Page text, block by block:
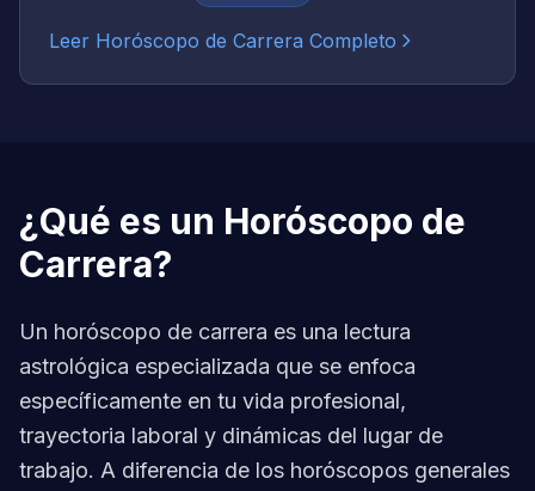
Leer Horóscopo de Carrera Completo
¿Qué es un Horóscopo de
Carrera?
Un horóscopo de carrera es una lectura
astrológica especializada que se enfoca
específicamente en tu vida profesional,
trayectoria laboral y dinámicas del lugar de
trabajo. A diferencia de los horóscopos generales